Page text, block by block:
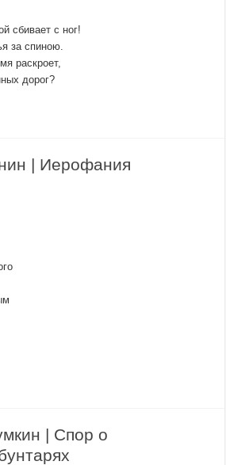
сбивает с ног!
за спиною.
раскроет,
дорог?
| Иерофания
| Спор о